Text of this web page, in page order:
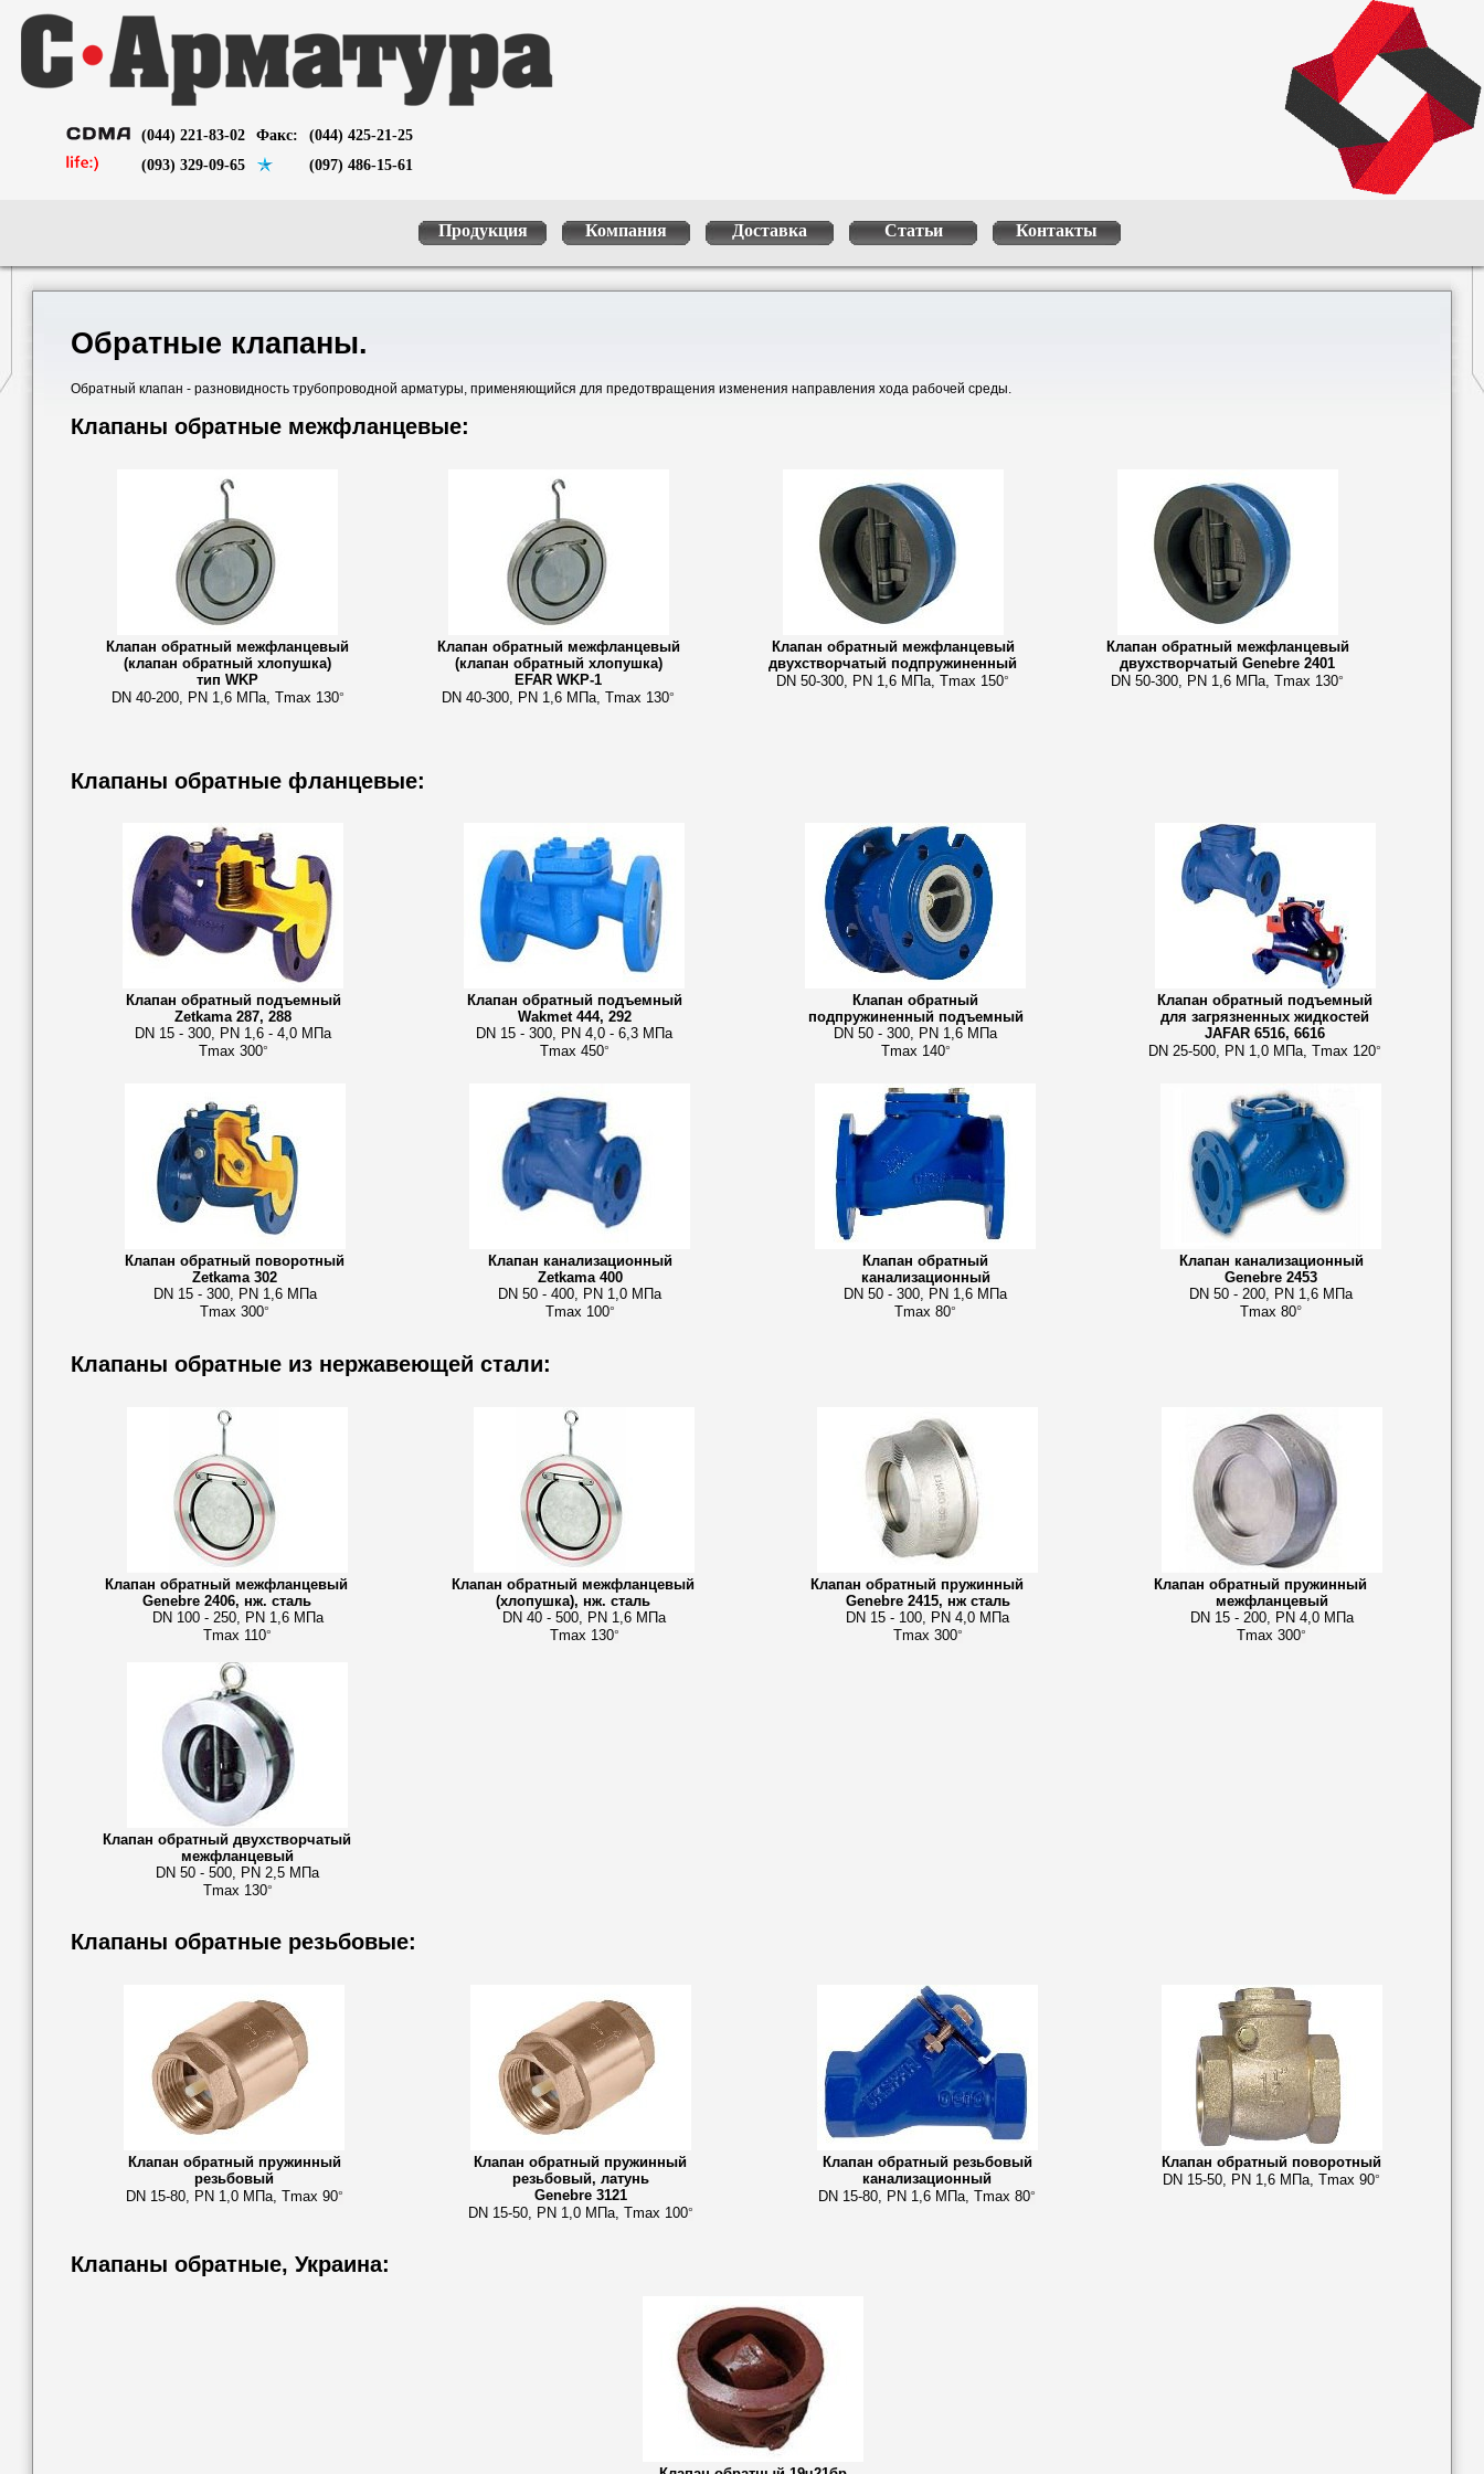
(044) 221-83-02 Факс:
(044) 425-21-25
(093) 329-09-65
(097) 486-15-61
Продукция Компания Доставка Статьи Контакты
Обратные клапаны.
Обратный клапан - разновидность трубопроводной арматуры, применяющийся для предотвращения изменения направления хода рабочей среды.
Клапаны обратные межфланцевые:
Клапан обратный межфланцевый
(клапан обратный хлопушка)
тип WKP
DN 40-200, PN 1,6 МПа, Tmax 130°
Клапан обратный межфланцевый
(клапан обратный хлопушка)
EFAR WKP-1
DN 40-300, PN 1,6 МПа, Tmax 130°
Клапан обратный межфланцевый
двухстворчатый подпружиненный
DN 50-300, PN 1,6 МПа, Tmax 150°
Клапан обратный межфланцевый
двухстворчатый Genebre 2401
DN 50-300, PN 1,6 МПа, Tmax 130°
Клапаны обратные фланцевые:
Клапан обратный подъемный
Zetkama 287, 288
DN 15 - 300, PN 1,6 - 4,0 МПа
Tmax 300°
Клапан обратный подъемный
Wakmet 444, 292
DN 15 - 300, PN 4,0 - 6,3 МПа
Tmax 450°
Клапан обратный
подпружиненный подъемный
DN 50 - 300, PN 1,6 МПа
Tmax 140°
Клапан обратный подъемный
для загрязненных жидкостей
JAFAR 6516, 6616
DN 25-500, PN 1,0 МПа, Tmax 120°
Клапан обратный поворотный
Zetkama 302
DN 15 - 300, PN 1,6 МПа
Tmax 300°
Клапан канализационный
Zetkama 400
DN 50 - 400, PN 1,0 МПа
Tmax 100°
Клапан обратный
канализационный
DN 50 - 300, PN 1,6 МПа
Tmax 80°
Клапан канализационный
Genebre 2453
DN 50 - 200, PN 1,6 МПа
Tmax 80°
Клапаны обратные из нержавеющей стали:
Клапан обратный межфланцевый
Genebre 2406, нж. сталь
DN 100 - 250, PN 1,6 МПа
Tmax 110°
Клапан обратный межфланцевый
(хлопушка), нж. сталь
DN 40 - 500, PN 1,6 МПа
Tmax 130°
Клапан обратный пружинный
Genebre 2415, нж сталь
DN 15 - 100, PN 4,0 МПа
Tmax 300°
Клапан обратный пружинный
межфланцевый
DN 15 - 200, PN 4,0 МПа
Tmax 300°
Клапан обратный двухстворчатый
межфланцевый
DN 50 - 500, PN 2,5 МПа
Tmax 130°
Клапаны обратные резьбовые:
Клапан обратный пружинный
резьбовый
DN 15-80, PN 1,0 МПа, Tmax 90°
Клапан обратный пружинный
резьбовый, латунь
Genebre 3121
DN 15-50, PN 1,0 МПа, Tmax 100°
Клапан обратный резьбовый
канализационный
DN 15-80, PN 1,6 МПа, Tmax 80°
Клапан обратный поворотный
DN 15-50, PN 1,6 МПа, Tmax 90°
Клапаны обратные, Украина: